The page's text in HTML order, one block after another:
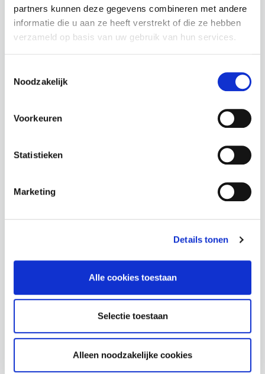
partners kunnen deze gegevens combineren met andere
informatie die u aan ze heeft verstrekt of die ze hebben
verzameld op basis van uw gebruik van hun services.
Noodzakelijk
Voorkeuren
Statistieken
Marketing
Details tonen
Alle cookies toestaan
Selectie toestaan
Alleen noodzakelijke cookies
De Koning Boudewijnstichting (KBS) is een
openbaar nut die zich al meer dan 40 jaar inzet
voor de verbetering van de samenleving. De
de projectoproep Linking Youth Up om de
Meer lezen